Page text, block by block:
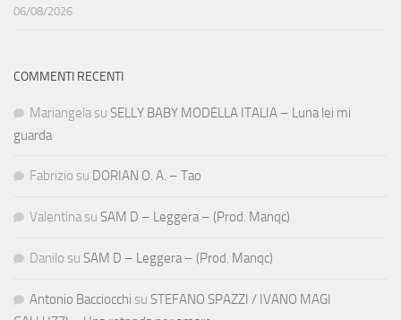
06/08/2026
COMMENTI RECENTI
Mariangela su SELLY BABY MODELLA ITALIA – Luna lei mi
guarda
Fabrizio su DORIAN O. A. – Tao
Valentina su SAM D – Leggera – (Prod. Manqc)
Danilo su SAM D – Leggera – (Prod. Manqc)
Antonio Bacciocchi su STEFANO SPAZZI / IVANO MAGI